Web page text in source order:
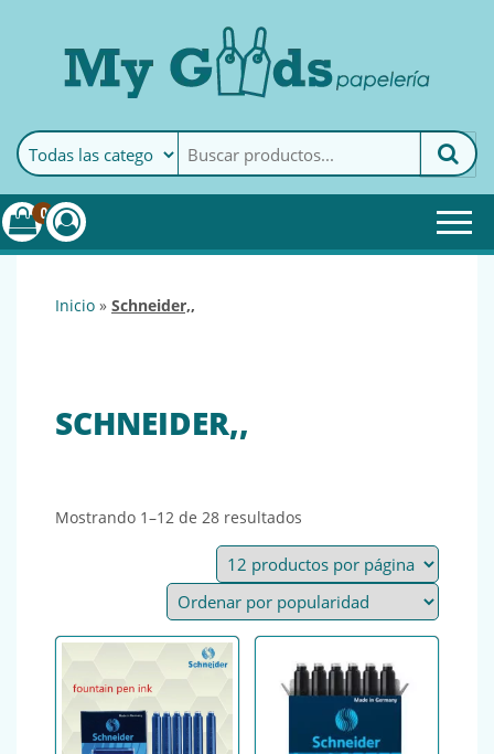
MyGoods · PapeleríaMy Goods es tu papelería
online de confianza. Podrás
encontrar todo lo necesario
0
inicio » schneider,,
SCHNEIDER,,
Mostrando 1–12 de 28 resultados